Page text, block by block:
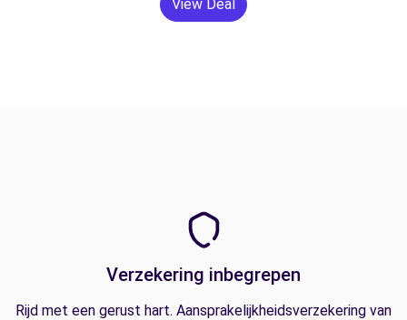
View Deal
Verzekering inbegrepen
Rijd met een gerust hart. Aansprakelijkheidsverzekering van